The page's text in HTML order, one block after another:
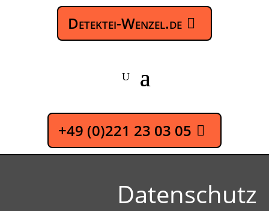
Detektei-Wenzel.de
+49 (0)221 23 03 05
Datenschutz